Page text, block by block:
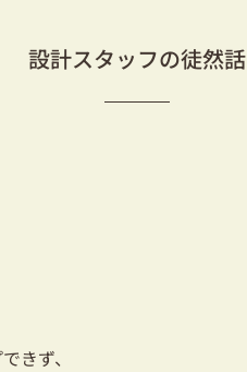
設計スタッフの徒然話
きず、